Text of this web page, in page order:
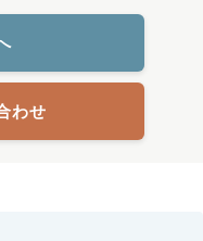
わせ